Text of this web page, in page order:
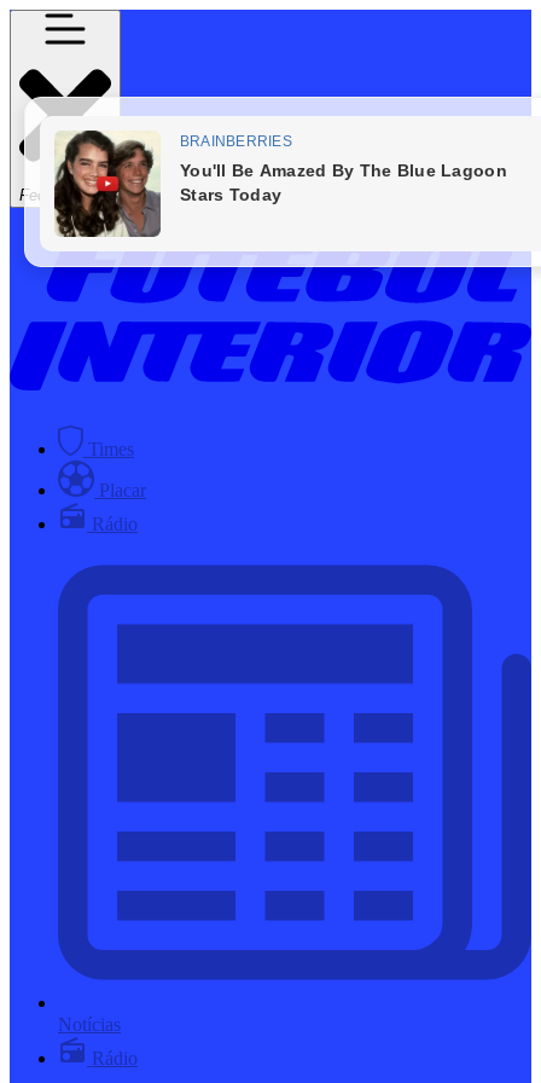
Fechar Menu
Times
Placar
Rádio
Notícias
Rádio